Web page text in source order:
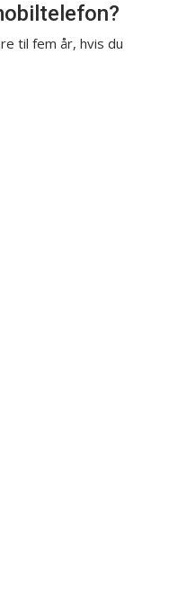
til fem år, hvis du